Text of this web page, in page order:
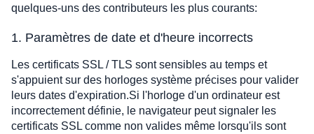
quelques-uns des contributeurs les plus courants:
1. Paramètres de date et d'heure incorrects
Les certificats SSL / TLS sont sensibles au temps et
s'appuient sur des horloges système précises pour valider
leurs dates d'expiration.Si l'horloge d'un ordinateur est
incorrectement définie, le navigateur peut signaler les
certificats SSL comme non valides même lorsqu'ils sont